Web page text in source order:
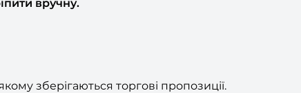
вручну.
зберігаються торгові пропозиції.